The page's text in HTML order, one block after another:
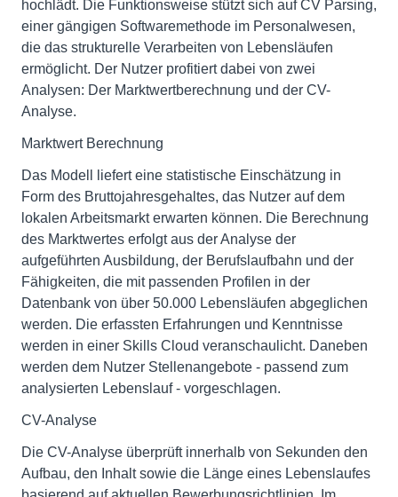
hochlädt. Die Funktionsweise stützt sich auf CV Parsing,
einer gängigen Softwaremethode im Personalwesen,
die das strukturelle Verarbeiten von Lebensläufen
ermöglicht. Der Nutzer profitiert dabei von zwei
Analysen: Der Marktwertberechnung und der CV-
Analyse.
Marktwert Berechnung
Das Modell liefert eine statistische Einschätzung in
Form des Bruttojahresgehaltes, das Nutzer auf dem
lokalen Arbeitsmarkt erwarten können. Die Berechnung
des Marktwertes erfolgt aus der Analyse der
aufgeführten Ausbildung, der Berufslaufbahn und der
Fähigkeiten, die mit passenden Profilen in der
Datenbank von über 50.000 Lebensläufen abgeglichen
werden. Die erfassten Erfahrungen und Kenntnisse
werden in einer Skills Cloud veranschaulicht. Daneben
werden dem Nutzer Stellenangebote - passend zum
analysierten Lebenslauf - vorgeschlagen.
CV-Analyse
Die CV-Analyse überprüft innerhalb von Sekunden den
Aufbau, den Inhalt sowie die Länge eines Lebenslaufes